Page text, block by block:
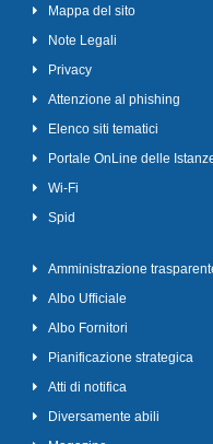
Mappa del sito
Note Legali
Privacy
Attenzione al phishing
Elenco siti tematici
Portale OnLine delle
Wi-Fi
Spid
Amministrazione
Albo Ufficiale
Albo Fornitori
Pianificazione strategica
Atti di notifica
Diversamente abili